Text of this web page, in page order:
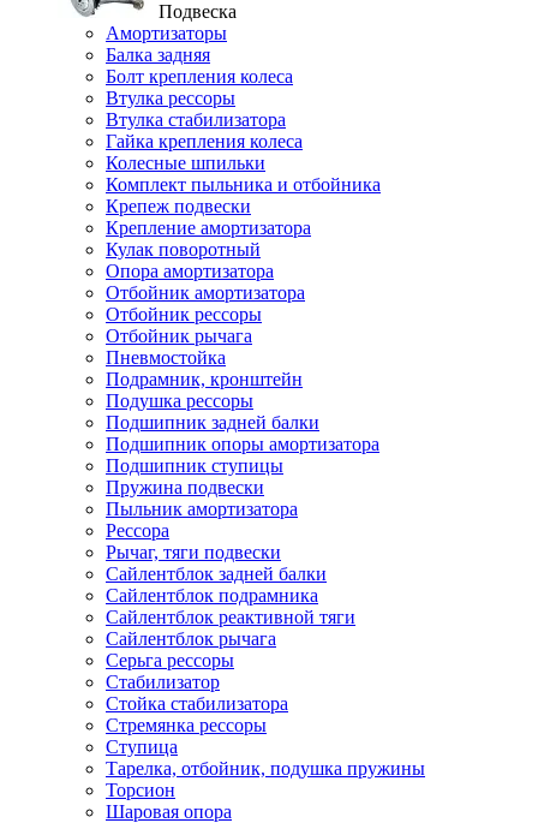
Подвеска
Амортизаторы
Балка задняя
Болт крепления колеса
Втулка рессоры
Втулка стабилизатора
Гайка крепления колеса
Колесные шпильки
Комплект пыльника и отбойника
Крепеж подвески
Крепление амортизатора
Кулак поворотный
Опора амортизатора
Отбойник амортизатора
Отбойник рессоры
Отбойник рычага
Пневмостойка
Подрамник, кронштейн
Подушка рессоры
Подшипник задней балки
Подшипник опоры амортизатора
Подшипник ступицы
Пружина подвески
Пыльник амортизатора
Рессора
Рычаг, тяги подвески
Сайлентблок задней балки
Сайлентблок подрамника
Сайлентблок реактивной тяги
Сайлентблок рычага
Серьга рессоры
Стабилизатор
Стойка стабилизатора
Стремянка рессоры
Ступица
Тарелка, отбойник, подушка пружины
Торсион
Шаровая опора